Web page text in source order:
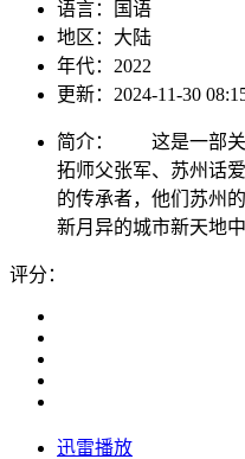
语言：
国语
地区： 大陆
年代： 2022
更新： 2024-11-30
简介：
这是一部关
拓师父张军、苏州话
的传承者，他们苏州
新月异的城市新天地
评分：
迅雷播放